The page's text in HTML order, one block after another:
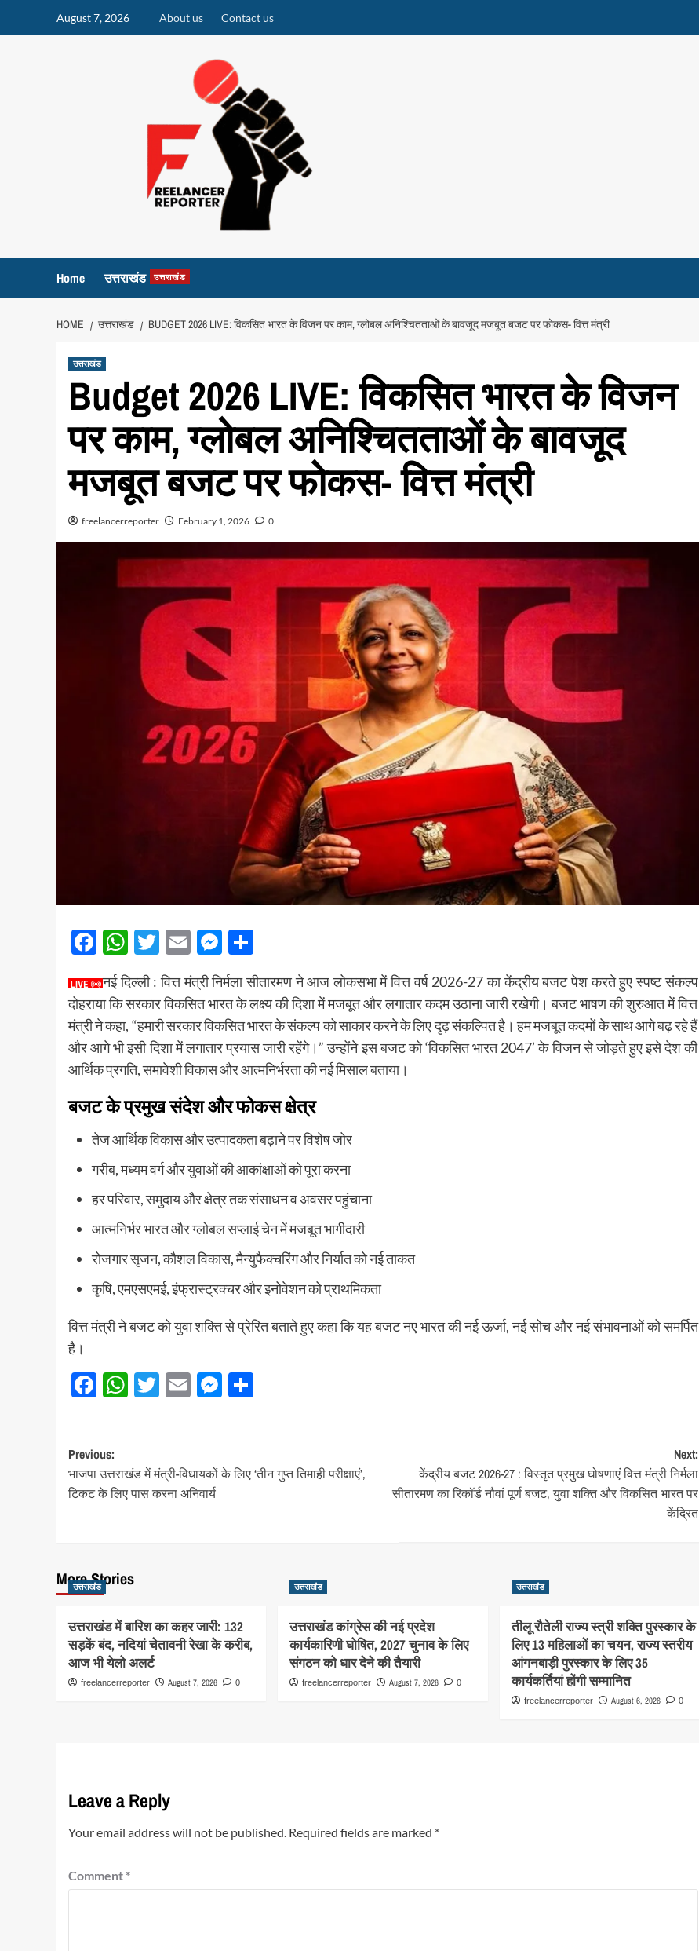
August 7, 2026 About us Contact us
Home उत्तराखंड उत्तराखंड
HOME उत्तराखंड BUDGET 2026 LIVE: विकसित भारत के विजन पर काम, ग्लोबल अनिश्चितताओं के बावजूद मजबूत बजट पर फोकस- वित्त मंत्री
उत्तराखंड
Budget 2026 LIVE: विकसित भारत के विजन
पर काम, ग्लोबल अनिश्चितताओं के बावजूद
मजबूत बजट पर फोकस- वित्त मंत्री
freelancerreporter February 1, 2026 0
Facebook
WhatsApp
Twitter
EmailMessenger
नई दिल्ली : वित्त मंत्री निर्मला सीतारमण ने आज लोकसभा में वित्त वर्ष 2026-27 का केंद्रीय बजट पेश करते हुए स्पष्ट संकल्प
दोहराया कि सरकार विकसित भारत के लक्ष्य की दिशा में मजबूत और लगातार कदम उठाना जारी रखेगी। बजट भाषण की शुरुआत में वित्त
मंत्री ने कहा, “हमारी सरकार विकसित भारत के संकल्प को साकार करने के लिए दृढ़ संकल्पित है। हम मजबूत कदमों के साथ आगे बढ़ रहे हैं
और आगे भी इसी दिशा में लगातार प्रयास जारी रहेंगे।” उन्होंने इस बजट को ‘विकसित भारत 2047’ के विजन से जोड़ते हुए इसे देश की
आर्थिक प्रगति, समावेशी विकास और आत्मनिर्भरता की नई मिसाल बताया।
बजट के प्रमुख संदेश और फोकस क्षेत्र
तेज आर्थिक विकास और उत्पादकता बढ़ाने पर विशेष जोर
गरीब, मध्यम वर्ग और युवाओं की आकांक्षाओं को पूरा करना
हर परिवार, समुदाय और क्षेत्र तक संसाधन व अवसर पहुंचाना
आत्मनिर्भर भारत और ग्लोबल सप्लाई चेन में मजबूत भागीदारी
रोजगार सृजन, कौशल विकास, मैन्युफैक्चरिंग और निर्यात को नई ताकत
कृषि, एमएसएमई, इंफ्रास्ट्रक्चर और इनोवेशन को प्राथमिकता
वित्त मंत्री ने बजट को युवा शक्ति से प्रेरित बताते हुए कहा कि यह बजट नए भारत की नई ऊर्जा, नई सोच और नई संभावनाओं को समर्पित
है।
Facebook
WhatsApp
Twitter
EmailMessenger
Post
navigation
Previous:
भाजपा उत्तराखंड में मंत्री-विधायकों के लिए ‘तीन गुप्त तिमाही परीक्षाएं’,
टिकट के लिए पास करना अनिवार्य
Next:
केंद्रीय बजट 2026-27 : विस्तृत प्रमुख घोषणाएं वित्त मंत्री निर्मला
सीतारमण का रिकॉर्ड नौवां पूर्ण बजट, युवा शक्ति और विकसित भारत पर
केंद्रित
More Stories
उत्तराखंड
उत्तराखंड में बारिश का कहर जारी: 132
सड़कें बंद, नदियां चेतावनी रेखा के करीब,
आज भी येलो अलर्ट
freelancerreporter August 7, 2026 0
उत्तराखंड
उत्तराखंड कांग्रेस की नई प्रदेश
कार्यकारिणी घोषित, 2027 चुनाव के लिए
संगठन को धार देने की तैयारी
freelancerreporter August 7, 2026 0
उत्तराखंड
तीलू रौतेली राज्य स्त्री शक्ति पुरस्कार के
लिए 13 महिलाओं का चयन, राज्य स्तरीय
आंगनबाड़ी पुरस्कार के लिए 35
कार्यकर्तियां होंगी सम्मानित
freelancerreporter August 6, 2026 0
Leave a Reply
Your email address will not be published. Required fields are marked *
Comment *